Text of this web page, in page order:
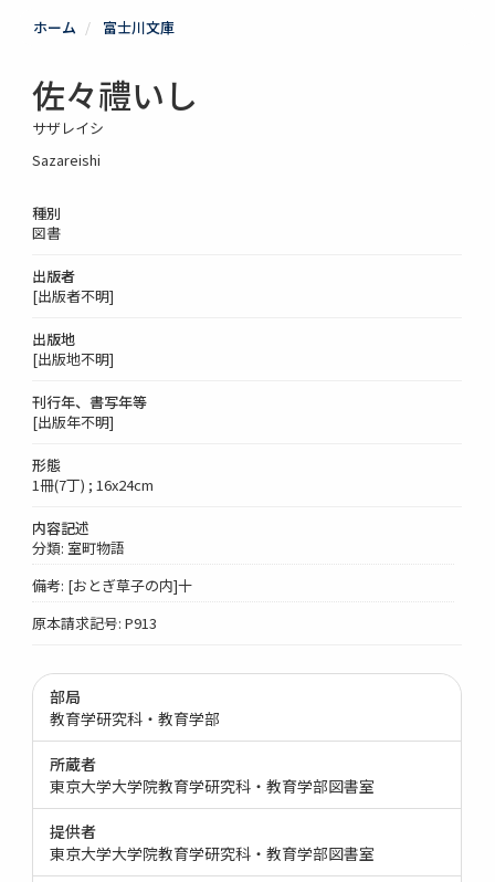
ホーム 富士川文庫
佐々禮いし
サザレイシ
Sazareishi
種別
図書
出版者
[出版者不明]
出版地
[出版地不明]
刊行年、書写年等
[出版年不明]
形態
1冊(7丁) ; 16x24cm
内容記述
分類: 室町物語
備考: [おとぎ草子の内]十
原本請求記号: P913
部局
教育学研究科・教育学部
所蔵者
東京大学大学院教育学研究科・教育学部図書室
提供者
東京大学大学院教育学研究科・教育学部図書室